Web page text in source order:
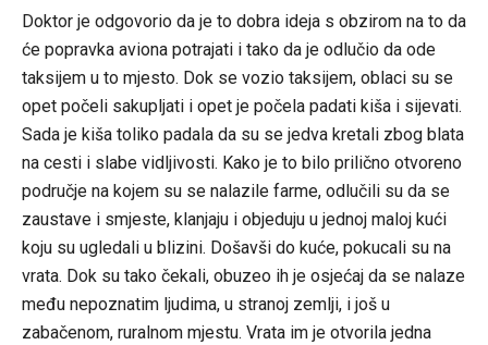
Doktor je odgovorio da je to dobra ideja s obzirom na to da
će popravka aviona potrajati i tako da je odlučio da ode
taksijem u to mjesto. Dok se vozio taksijem, oblaci su se
opet počeli sakupljati i opet je počela padati kiša i sijevati.
Sada je kiša toliko padala da su se jedva kretali zbog blata
na cesti i slabe vidljivosti. Kako je to bilo prilično otvoreno
područje na kojem su se nalazile farme, odlučili su da se
zaustave i smjeste, klanjaju i objeduju u jednoj maloj kući
koju su ugledali u blizini. Došavši do kuće, pokucali su na
vrata. Dok su tako čekali, obuzeo ih je osjećaj da se nalaze
među nepoznatim ljudima, u stranoj zemlji, i još u
zabačenom, ruralnom mjestu. Vrata im je otvorila jedna